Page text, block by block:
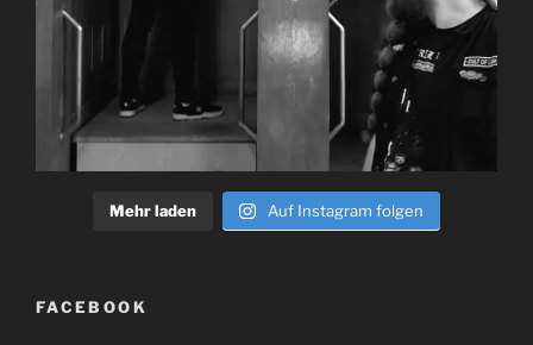
Mehr laden Auf Instagram folgen
FACEBOOK